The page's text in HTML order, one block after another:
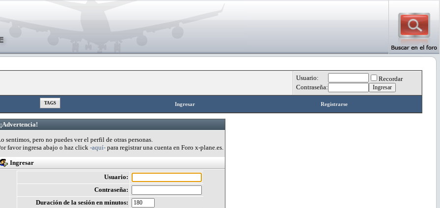
Usuario:
Recordar
Contraseña:
TAGS Ingresar Registrarse
¡Advertencia!
sentimos, pero no puedes ver el perfil de otras personas.
favor ingresa abajo o haz click -aquí-para registrar una cuenta en Foro x-plane.es.
Ingresar
Usuario:
Contraseña:
Duración de la sesión en minutos: